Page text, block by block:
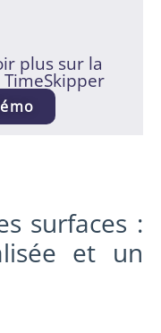
plus sur la
surfaces :
et un